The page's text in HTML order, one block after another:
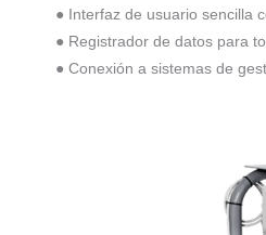
● Interfaz de usuario sencilla
● Registrador de datos para
● Conexión a sistemas de